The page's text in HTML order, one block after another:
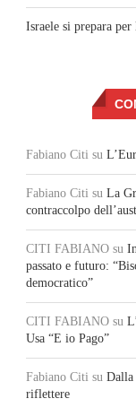
Israele si prepara
Fabiano Citi su
Fabiano Citi su La
contraccolpo
CITI FABIANO su
passato e futuro:
democratico”
CITI FABIANO su
Usa “E io Pago”
Fabiano Citi su Dalla
riflettere